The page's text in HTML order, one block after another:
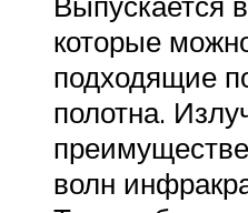
которые
подходящие
полотна.
волн